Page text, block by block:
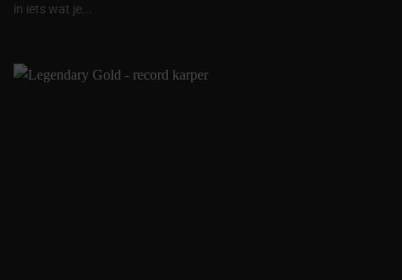
in iets wat je...